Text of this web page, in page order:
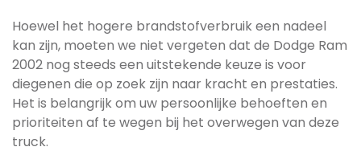
Hoewel het hogere brandstofverbruik een nadeel
kan zijn, moeten we niet vergeten dat de Dodge Ram
2002 nog steeds een uitstekende keuze is voor
diegenen die op zoek zijn naar kracht en prestaties.
Het is belangrijk om uw persoonlijke behoeften en
prioriteiten af te wegen bij het overwegen van deze
truck.